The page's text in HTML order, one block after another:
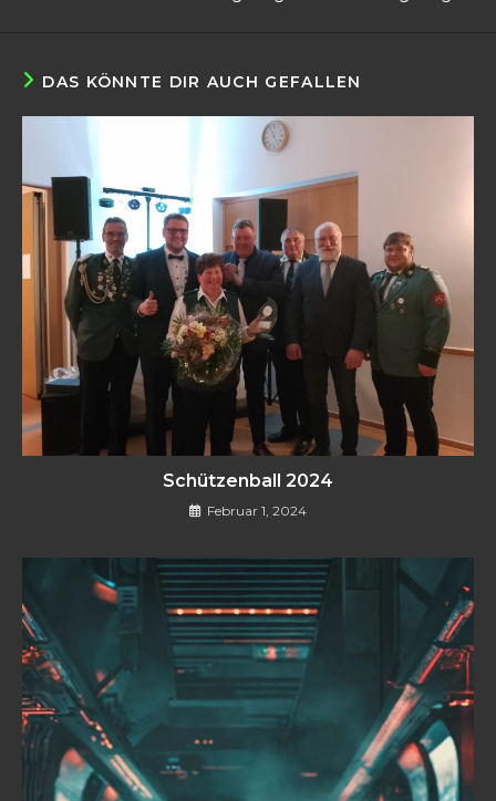
DAS KÖNNTE DIR AUCH GEFALLEN
Schützenball 2024
Februar 1, 2024